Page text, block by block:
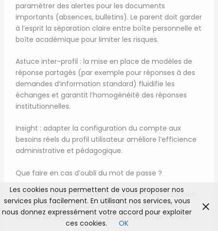
paramétrer des alertes pour les documents
importants (absences, bulletins). Le parent doit garder
à l’esprit la séparation claire entre boîte personnelle et
boîte académique pour limiter les risques.
Astuce inter-profil : la mise en place de modèles de
réponse partagés (par exemple pour réponses à des
demandes d’information standard) fluidifie les
échanges et garantit l’homogénéité des réponses
institutionnelles.
Insight : adapter la configuration du compte aux
besoins réels du profil utilisateur améliore l’efficience
administrative et pédagogique.
Que faire en cas d’oubli du mot de passe ?
Utilisez l’outil MACA-DAM pour lancer la réinitialisation.
Si la procédure échoue, ouvrez un ticket auprès de
CARIINA en joignant une capture d’écran de l’erreur.
Les cookies nous permettent de vous proposer nos
services plus facilement. En utilisant nos services, vous
nous donnez expressément votre accord pour exploiter
ces cookies.
OK